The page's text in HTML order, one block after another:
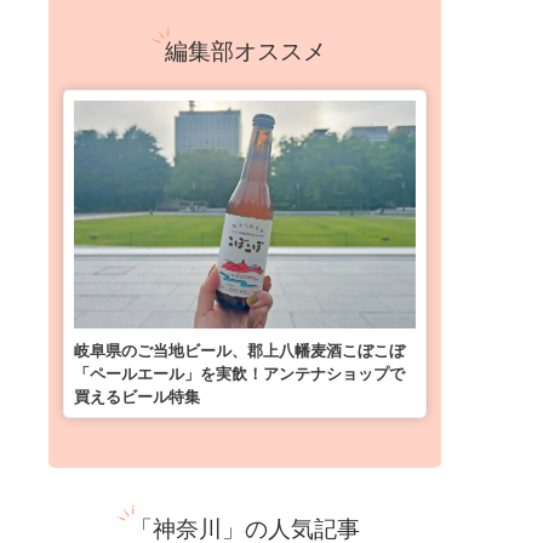
編集部オススメ
岐阜県のご当地ビール、郡上八幡麦酒こぼこぼ
「ペールエール」を実飲！アンテナショップで
買えるビール特集
「神奈川」の人気記事